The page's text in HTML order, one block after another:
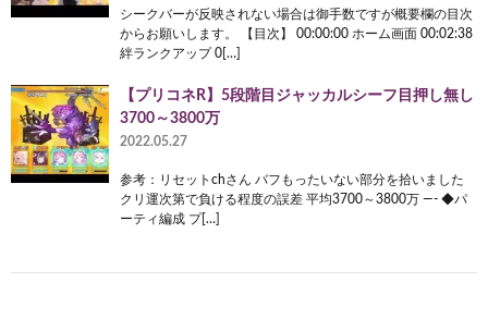
シークバーが反映されない場合は御手数ですが概要欄の目次
からお願いします。 【目次】 00:00:00 ホーム画面 00:02:38
絆ランクアップ 0[…]
【プリコネR】5段階目ジャッカルシーフ目押し無し
3700～3800万
2022.05.27
参考：リセットchさん バフもったいない部分を拾いました
クリ運次第で負ける程度の誤差 平均3700～3800万 —- ◆パ
ーティ編成 プ[…]